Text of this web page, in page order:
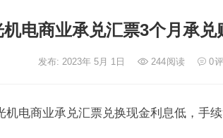
电商业承兑汇票3个月承
发布: 2023年 5月 1日 244阅读 0
机电商业承兑汇票兑换现金利息低，手